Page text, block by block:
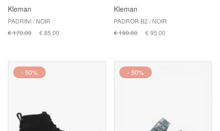
Kleman
PADRINI / NOIR
€ 170,00
€ 85,00
Kleman
PADROR B2 / NOIR
€ 190,00
€ 95,00
- 50% - 50%